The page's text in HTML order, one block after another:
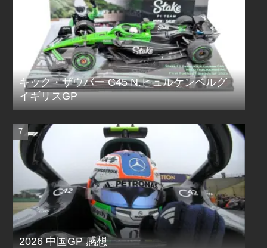
キック・ザウバー C45 N.ヒュルケンベルグ
イギリスGP
2026 中国GP 感想